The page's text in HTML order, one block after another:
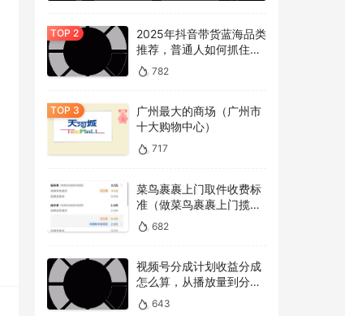
2025年抖音带货蓝海品类
推荐，普通人如何抓住冷
门机会？
782
广州最大的商场（广州市
十大购物中心）
717
菜鸟裹裹上门取件收费标
准（做菜鸟裹裹上门揽件
的看过来）
682
视频号分成计划收益分成
怎么算，从播放量到分成
的全解读
643